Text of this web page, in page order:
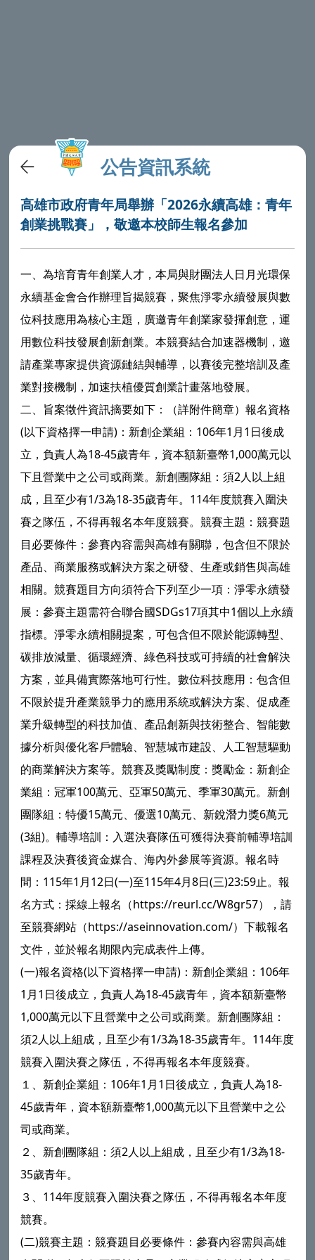
公告資訊系統
高雄市政府青年局舉辦「2026永續高雄：青年
創業挑戰賽」，敬邀本校師生報名參加
一、為培育青年創業人才，本局與財團法人日月光環保
永續基金會合作辦理旨揭競賽，聚焦淨零永續發展與數
位科技應用為核心主題，廣邀青年創業家發揮創意，運
用數位科技發展創新創業。本競賽結合加速器機制，邀
請產業專家提供資源鏈結與輔導，以賽後完整培訓及產
業對接機制，加速扶植優質創業計畫落地發展。
二、旨案徵件資訊摘要如下：（詳附件簡章）報名資格
(以下資格擇一申請)：新創企業組：106年1月1日後成
立，負責人為18-45歲青年，資本額新臺幣1,000萬元以
下且營業中之公司或商業。新創團隊組：須2人以上組
成，且至少有1/3為18-35歲青年。114年度競賽入圍決
賽之隊伍，不得再報名本年度競賽。競賽主題：競賽題
目必要條件：參賽內容需與高雄有關聯，包含但不限於
產品、商業服務或解決方案之研發、生產或銷售與高雄
相關。競賽題目方向須符合下列至少一項：淨零永續發
展：參賽主題需符合聯合國SDGs17項其中1個以上永續
指標。淨零永續相關提案，可包含但不限於能源轉型、
碳排放減量、循環經濟、綠色科技或可持續的社會解決
方案，並具備實際落地可行性。數位科技應用：包含但
不限於提升產業競爭力的應用系統或解決方案、促成產
業升級轉型的科技加值、產品創新與技術整合、智能數
據分析與優化客戶體驗、智慧城市建設、人工智慧驅動
的商業解決方案等。競賽及獎勵制度：獎勵金：新創企
業組：冠軍100萬元、亞軍50萬元、季軍30萬元。新創
團隊組：特優15萬元、優選10萬元、新銳潛力獎6萬元
(3組)。輔導培訓：入選決賽隊伍可獲得決賽前輔導培訓
課程及決賽後資金媒合、海內外參展等資源。報名時
間：115年1月12日(一)至115年4月8日(三)23:59止。報
名方式：採線上報名（https://reurl.cc/W8gr57），請
至競賽網站（https://aseinnovation.com/）下載報名
文件，並於報名期限內完成表件上傳。
(一)報名資格(以下資格擇一申請)：新創企業組：106年
1月1日後成立，負責人為18-45歲青年，資本額新臺幣
1,000萬元以下且營業中之公司或商業。新創團隊組：
須2人以上組成，且至少有1/3為18-35歲青年。114年度
競賽入圍決賽之隊伍，不得再報名本年度競賽。
１、新創企業組：106年1月1日後成立，負責人為18-
45歲青年，資本額新臺幣1,000萬元以下且營業中之公
司或商業。
２、新創團隊組：須2人以上組成，且至少有1/3為18-
35歲青年。
３、114年度競賽入圍決賽之隊伍，不得再報名本年度
競賽。
(二)競賽主題：競賽題目必要條件：參賽內容需與高雄